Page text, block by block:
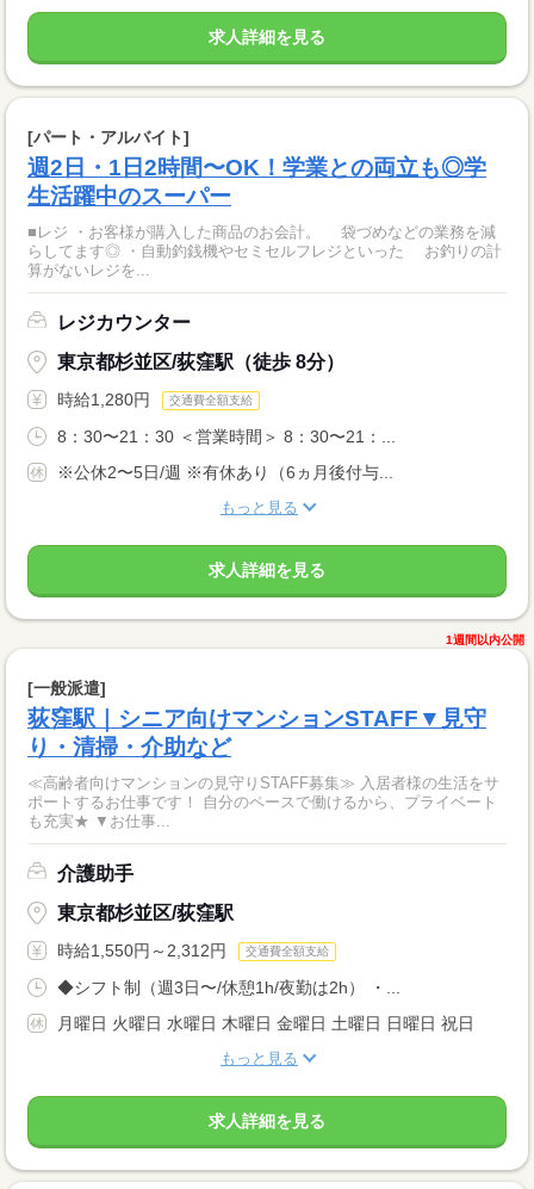
求人詳細を見る
[パート・アルバイト]
週2日・1日2時間〜OK！学業との両立も◎学
生活躍中のスーパー
■レジ ・お客様が購入した商品のお会計。 袋づめなどの業務を減
らしてます◎ ・自動釣銭機やセミセルフレジといった お釣りの計
算がないレジを...
レジカウンター
東京都杉並区/荻窪駅（徒歩 8分）
時給1,280円 交通費全額支給
8：30〜21：30 ＜営業時間＞ 8：30〜21：...
※公休2〜5日/週 ※有休あり（6ヵ月後付与...
もっと見る
求人詳細を見る
1週間以内公開
[一般派遣]
荻窪駅｜シニア向けマンションSTAFF▼見守
り・清掃・介助など
≪高齢者向けマンションの見守りSTAFF募集≫ 入居者様の生活をサ
ポートするお仕事です！ 自分のペースで働けるから、プライベート
も充実★ ▼お仕事...
介護助手
東京都杉並区/荻窪駅
時給1,550円～2,312円 交通費全額支給
◆シフト制（週3日〜/休憩1h/夜勤は2h） ・...
月曜日 火曜日 水曜日 木曜日 金曜日 土曜日 日曜日 祝日
もっと見る
求人詳細を見る